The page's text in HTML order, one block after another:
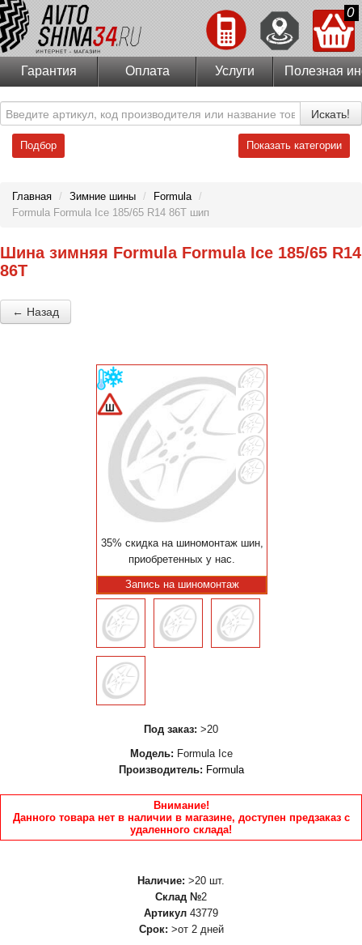
0
Гарантия Оплата Услуги Полезная
Искать!
Подбор Показать категории
Главная / Зимние шины / Formula /
Formula Formula Ice 185/65 R14 86T шип
Шина зимняя Formula Formula Ice 185/65 R14
86T
← Назад
35% скидка на шиномонтаж шин,
приобретенных у нас.
Запись на шиномонтаж
Под заказ: >20
Модель: Formula Ice
Производитель: Formula
Внимание!
Данного товара нет в наличии в магазине, доступен предзаказ с
удаленного склада!
Наличие: >20 шт.
Склад №2
Артикул 43779
Срок: >от 2 дней